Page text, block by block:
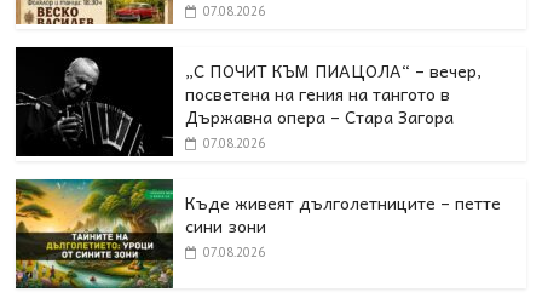
07.08.2026
„С ПОЧИТ КЪМ ПИАЦОЛА“ – вечер,
посветена на гения на тангото в
Държавна опера – Стара Загора
07.08.2026
Къде живеят дълголетниците – петте
сини зони
07.08.2026